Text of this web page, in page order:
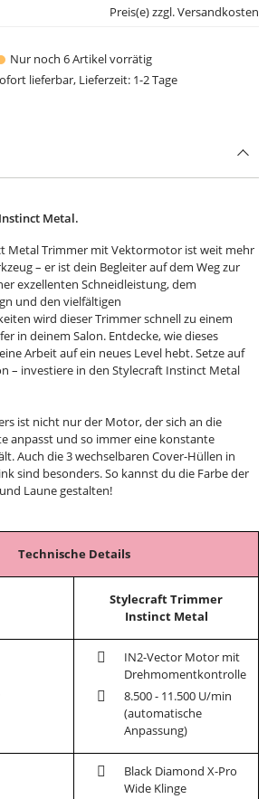
Nur noch 6 Artikel vorrätig
lieferbar, Lieferzeit: 1-2 Tage
Preis(e) zzgl. Versandkosten
Metal.
Metal Trimmer mit Vektormotor ist weit mehr
– er ist dein Begleiter auf dem Weg zur
exzellenten Schneidleistung, dem
und den vielfältigen
wird dieser Trimmer schnell zu einem
in deinem Salon. Entdecke, wie dieses
Arbeit auf ein neues Level hebt. Setze auf
– investiere in den Stylecraft Instinct Metal
ist nicht nur der Motor, der sich an die
anpasst und so immer eine konstante
Auch die 3 wechselbaren Cover-Hüllen in
sind besonders. So kannst du die Farbe der
Laune gestalten!
Technische Details
Stylecraft Trimmer
Instinct Metal
IN2-Vector Motor mit
Drehmomentkontrolle
8.500 - 11.500 U/min
(automatische
Anpassung)
Black Diamond X-Pro
Wide Klinge